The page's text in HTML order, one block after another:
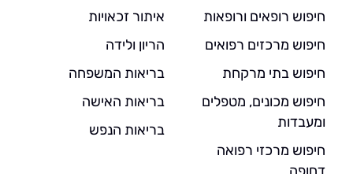
חיפוש רופאים ורופאות
חיפוש מרכזים רפואים
חיפוש בתי מרקחת
חיפוש מכונים, מטפלים
ומעבדות
חיפוש מרכזי רפואה
איתור זכאויות
הריון ולידה
בריאות המשפחה
בריאות האישה
בריאות הנפש